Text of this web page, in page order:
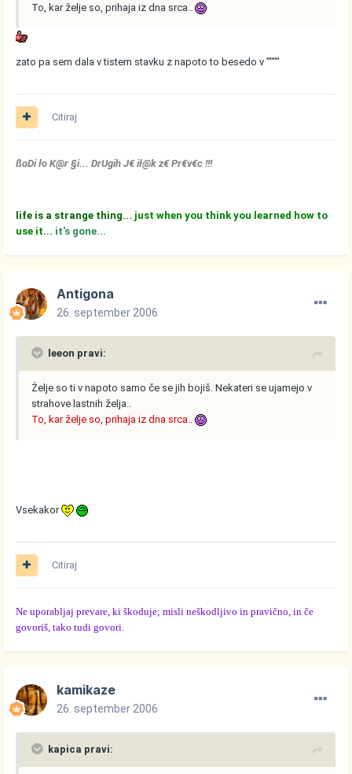
To, kar želje so, prihaja iz dna srca..
zato pa sem dala v tistem stavku z napoto to besedo v """"
Citiraj
ßoDi ło K@r §i... DrUgih J€ ił@k z€ Pr€v€c !!!
life is a strange thing... just when you think you learned how to
use it... it's gone...
Antigona
26. september 2006
leeon pravi:
Želje so ti v napoto samo če se jih bojiš. Nekateri se ujamejo v
strahove lastnih želja..
To, kar želje so, prihaja iz dna srca..
Vsekakor
Citiraj
Ne uporabljaj prevare, ki škoduje; misli neškodljivo in pravično, in če
govoriš, tako tudi govori.
kamikaze
26. september 2006
kapica pravi: